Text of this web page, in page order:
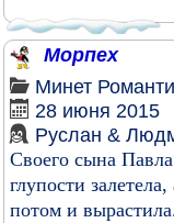
Морпех
Минет
28 июня 2015
Руслан &
Своего сына
глупости
потом и